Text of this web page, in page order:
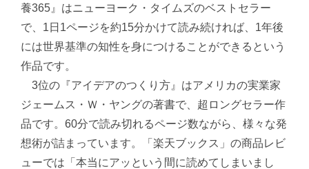
養365』はニューヨーク・タイムズのベストセラー
で、1日1ページを約15分かけて読み続ければ、1年後
には世界基準の知性を身につけることができるという
作品です。
3位の『アイデアのつくり方』はアメリカの実業家
ジェームス・Ｗ・ヤングの著書で、超ロングセラー作
品です。60分で読み切れるページ数ながら、様々な発
想術が詰まっています。「楽天ブックス」の商品レビ
ューでは「本当にアッという間に読めてしまいまし